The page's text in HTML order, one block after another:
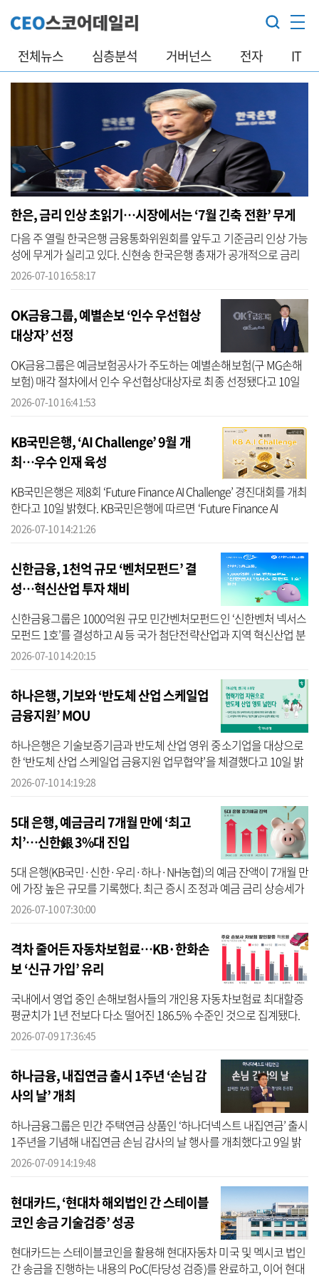
전체뉴스 심층분석 거버넌스 전자 IT
한은, 금리 인상 초읽기…시장에서는 ‘7월 긴축 전환’ 무게
다음 주 열릴 한국은행 금융통화위원회를 앞두고 기준금리 인상 가능
성에 무게가 실리고 있다. 신현송 한국은행 총재가 공개적으로 금리
인상 필요성을 언급한 데 이어, 증권가와 각 연구기관도 잇달아 기준
2026-07-10 16:58:17
OK금융그룹, 예별손보 ‘인수 우선협상
대상자’ 선정
OK금융그룹은 예금보험공사가 주도하는 예별손해보험(구 MG손해
보험) 매각 절차에서 인수 우선협상대상자로 최종 선정됐다고 10일
밝혔다. OK금융에 따르면 이번 우선협상대상자 선정은 OK금융그룹
2026-07-10 16:41:53
KB국민은행, ‘AI Challenge’ 9월 개
최…우수 인재 육성
KB국민은행은 제8회 ‘Future Finance AI Challenge’ 경진대회를 개최
한다고 10일 밝혔다. KB국민은행에 따르면 ‘Future Finance AI
Challenge’는 인공지능을 활용한 미래 금융 아이디어를 발굴하고 금
2026-07-10 14:21:26
신한금융, 1천억 규모 ‘벤처모펀드’ 결
성…혁신산업 투자 채비
신한금융그룹은 1000억원 규모 민간벤처모펀드인 ‘신한벤처 넥서스
모펀드 1호’를 결성하고 AI 등 국가 첨단전략산업과 지역 혁신산업 분
야 투자를 위한 채비를 마쳤다고 10일 밝혔다. 신한금융에 따르면 신
2026-07-10 14:20:15
하나은행, 기보와 ‘반도체 산업 스케일업
금융지원’ MOU
하나은행은 기술보증기금과 반도체 산업 영위 중소기업을 대상으로
한 ‘반도체 산업 스케일업 금융지원 업무협약’을 체결했다고 10일 밝
혔다. 하나은행에 따르면 이번 협약은 최근 삼성전자, SK하이닉스 등
2026-07-10 14:19:28
5대 은행, 예금금리 7개월 만에 ‘최고
치’…신한銀 3%대 진입
5대 은행(KB국민·신한·우리·하나·NH농협)의 예금 잔액이 7개월 만
에 가장 높은 규모를 기록했다. 최근 증시 조정과 예금 금리 상승세가
맞물리며 예금 수요가 높아진 것으로 분석된다. 10일 금융권에 따르
2026-07-10 07:30:00
격차 줄어든 자동차보험료…KB·한화손
보 ‘신규 가입’ 유리
국내에서 영업 중인 손해보험사들의 개인용 자동차보험료 최대할증
평균치가 1년 전보다 다소 떨어진 186.5% 수준인 것으로 집계됐다.
정부의 잇따른 차보험 합리화 대책과 손보사들의 요율 조정이 맞물리
2026-07-09 17:36:45
하나금융, 내집연금 출시 1주년 ‘손님 감
사의 날’ 개최
하나금융그룹은 민간 주택연금 상품인 ‘하나더넥스트 내집연금’ 출시
1주년을 기념해 내집연금 손님 감사의 날 행사를 개최했다고 9일 밝
혔다. 하나금융에 따르면 이번 행사는 금융위원회 혁신금융서비스로
2026-07-09 14:19:48
현대카드, ‘현대차 해외법인 간 스테이블
코인 송금 기술검증’ 성공
현대카드는 스테이블코인을 활용해 현대자동차 미국 및 멕시코 법인
간 송금을 진행하는 내용의 PoC(타당성 검증)를 완료하고, 이어 현대